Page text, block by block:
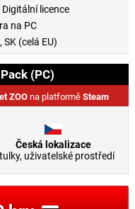
Digitální licence
na PC
SK (celá EU)
(PC)
ZOOna platformě Steam
Česká lokalizace
uživatelské prostředí